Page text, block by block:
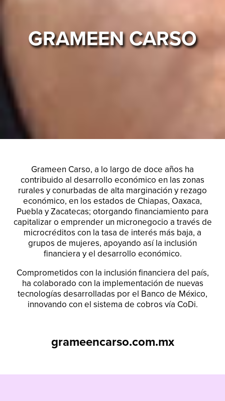
GRAMEEN CARSO
Grameen Carso, a lo largo de doce años ha
contribuido al desarrollo económico en las zonas
rurales y conurbadas de alta marginación y rezago
económico, en los estados de Chiapas, Oaxaca,
Puebla y Zacatecas; otorgando financiamiento para
capitalizar o emprender un micronegocio a través de
microcréditos con la tasa de interés más baja, a
grupos de mujeres, apoyando así la inclusión
financiera y el desarrollo económico.
Comprometidos con la inclusión financiera del país,
ha colaborado con la implementación de nuevas
tecnologías desarrolladas por el Banco de México,
innovando con el sistema de cobros vía CoDi.
grameencarso.com.mx